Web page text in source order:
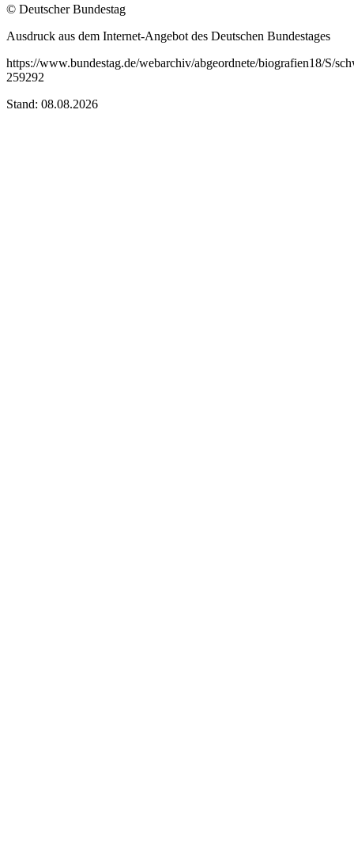
© Deutscher Bundestag
Ausdruck aus dem Internet-Angebot des Deutschen Bundestages
https://www.bundestag.de/webarchiv/abgeordnete/biografien18/S/
259292
Stand: 08.08.2026